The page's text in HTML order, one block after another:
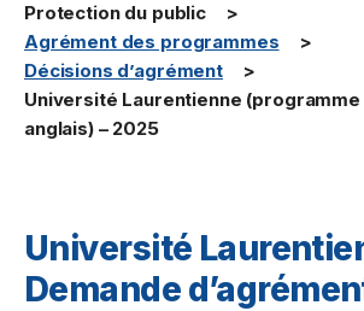
Protection du public
Agrément des programmes
Décisions d’agrément
Université Laurentienne
anglais) – 2025
Université
Demande